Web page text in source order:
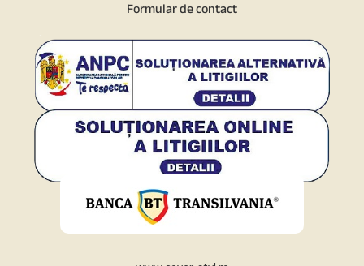
Formular de contact